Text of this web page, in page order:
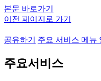
본문 바로가기
이전 페이지로 가기
공유하기 주요 서비스 메뉴
주요서비스